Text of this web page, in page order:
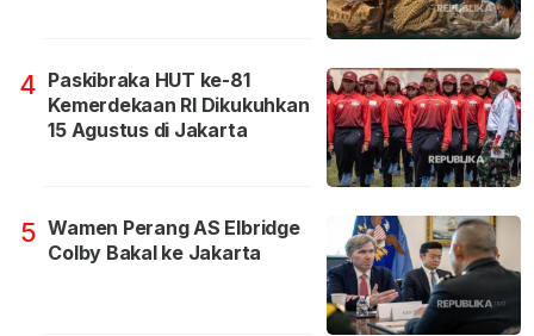
4 Paskibraka HUT ke-81
Kemerdekaan RI Dikukuhkan
15 Agustus di Jakarta
5 Wamen Perang AS Elbridge
Colby Bakal ke Jakarta